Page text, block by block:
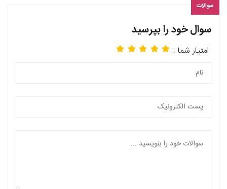
سوالات
سوال خود را بپرسید
امتیار شما :